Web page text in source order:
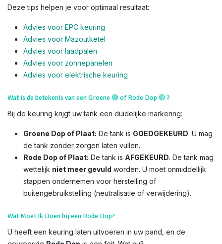
Deze tips helpen je voor optimaal resultaat:
Advies voor EPC keuring
Advies voor Mazoutketel
Advies voor laadpalen
Advies voor zonnepanelen
Advies voor elektrische keuring
Wat is de betekenis van een Groene 🟢 of Rode Dop🔴?
Bij de keuring krijgt uw tank een duidelijke markering:
Groene Dop of Plaat: De tank is GOEDGEKEURD. U mag
de tank zonder zorgen laten vullen.
Rode Dop of Plaat: De tank is AFGEKEURD. De tank mag
wettelijk niet meer gevuld worden. U moet onmiddellijk
stappen ondernemen voor herstelling of
buitengebruikstelling (neutralisatie of verwijdering).
Wat Moet Ik Doen bij een Rode Dop?
U heeft een keuring laten uitvoeren in uw pand, en de